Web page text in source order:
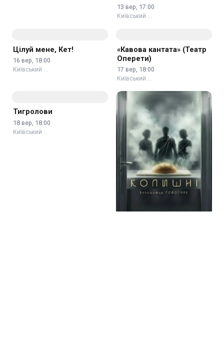
13 вер, 17:00
Київський …
«Кавова кантата» (Театр
Оперети)
Київський …